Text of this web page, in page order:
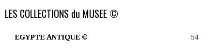
LES COLLECTIONS du MUSEE ©
EGYPTE ANTIQUE © 54